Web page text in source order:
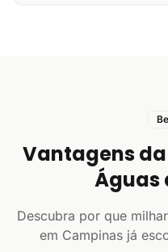
Vantagens
Águas
Descubra por que
em Campinas já